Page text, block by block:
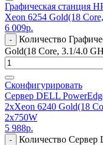
Графическая станция
Xeon 6254 Gold(18
6 009р.
-
Количество
Gold(18 Core, 3.1/4.0
Сконфигурировать
Сервер DELL
2xXeon 6240 Gold(18
2x750W
5 988р.
-
Количество Сервер